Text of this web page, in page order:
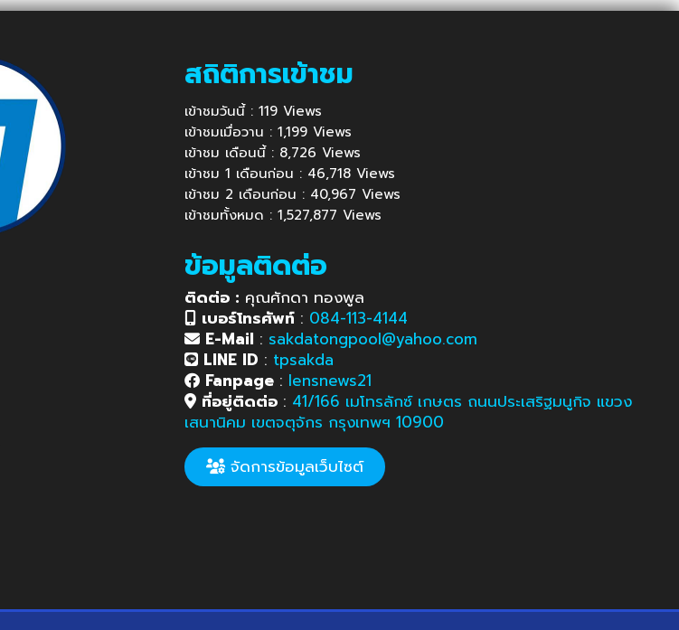
สถิติการเข้าชม
เข้าชมวันนี้ : 119 Views
เข้าชมเมื่อวาน : 1,199 Views
เข้าชม เดือนนี้ : 8,726 Views
เข้าชม 1 เดือนก่อน : 46,718 Views
เข้าชม 2 เดือนก่อน : 40,967 Views
เข้าชมทั้งหมด : 1,527,877 Views
ข้อมูลติดต่อ
ติดต่อ : คุณศักดา ทองพูล
เบอร์โทรศัพท์ : 084-113-4144
E-Mail : sakdatongpool@yahoo.com
LINE ID : tpsakda
Fanpage : lensnews21
ที่อยู่ติดต่อ : 41/166 เมโทรลักซ์ เกษตร ถนนประเสริฐมนูกิจ แขวง
เสนานิคม เขตจตุจักร กรุงเทพฯ 10900
จัดการข้อมูลเว็บไซต์